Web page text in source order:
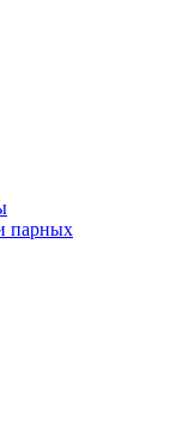
парных